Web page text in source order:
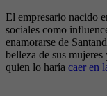
El empresario nacido
sociales como
enamorarse de
belleza de sus
quien lo haría caer en